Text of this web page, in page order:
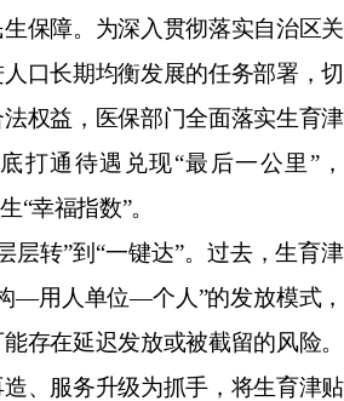
保障。为深入贯彻落实自治区关
口长期均衡发展的任务部署，切
权益，医保部门全面落实生育津
打通待遇兑现“最后一公里”，
“幸福指数”。
层转”到 “一键达”。 过去，生育津
—用人单位—个人”的发放模式，
存在延迟发放或被截留的风险。
、服务升级为抓手，将生育津贴